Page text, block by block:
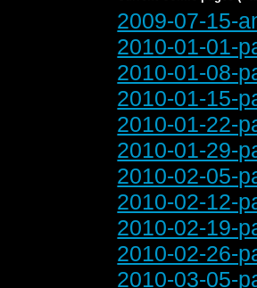
2009-07-15-
2010-01-01-
2010-01-08-
2010-01-15-
2010-01-22-
2010-01-29-
2010-02-05-
2010-02-12-
2010-02-19-
2010-02-26-
2010-03-05-